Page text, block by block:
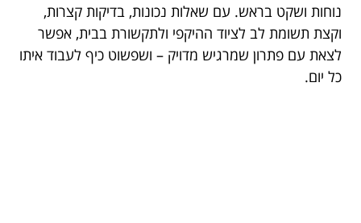
נוחות ושקט בראש. עם שאלות נכונות, בדיקות קצרות,
וקצת תשומת לב לציוד ההיקפי ולתקשורת בבית, אפשר
לצאת עם פתרון שמרגיש מדויק – ושפשוט כיף לעבוד איתו
כל יום.